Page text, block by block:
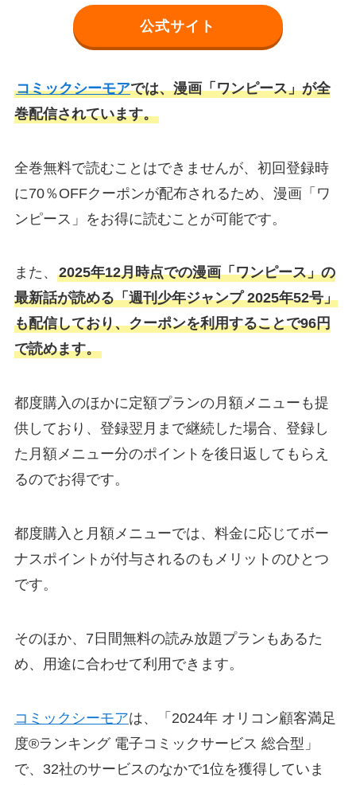
公式サイト
コミックシーモアでは、漫画「ワンピース」が全
巻配信されています。
全巻無料で読むことはできませんが、初回登録時
に70％OFFクーポンが配布されるため、漫画「ワ
ンピース」をお得に読むことが可能です。
また、 2025年12月時点での漫画「ワンピース」の
最新話が読める「週刊少年ジャンプ 2025年52号」
も配信しており、クーポンを利用することで96円
で読めます。
都度購入のほかに定額プランの月額メニューも提
供しており、登録翌月まで継続した場合、登録し
た月額メニュー分のポイントを後日返してもらえ
るのでお得です。
都度購入と月額メニューでは、料金に応じてボー
ナスポイントが付与されるのもメリットのひとつ
です。
そのほか、7日間無料の読み放題プランもあるた
め、用途に合わせて利用できます。
コミックシーモアは、「2024年 オリコン顧客満足
度®ランキング 電子コミックサービス 総合型」
で、32社のサービスのなかで1位を獲得していま